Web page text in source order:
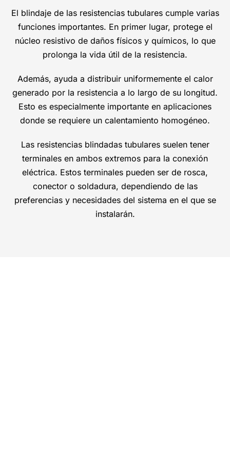
El blindaje de las resistencias tubulares cumple varias
funciones importantes. En primer lugar, protege el
núcleo resistivo de daños físicos y químicos, lo que
prolonga la vida útil de la resistencia.
Además, ayuda a distribuir uniformemente el calor
generado por la resistencia a lo largo de su longitud.
Esto es especialmente importante en aplicaciones
donde se requiere un calentamiento homogéneo.
Las resistencias blindadas tubulares suelen tener
terminales en ambos extremos para la conexión
eléctrica. Estos terminales pueden ser de rosca,
conector o soldadura, dependiendo de las
preferencias y necesidades del sistema en el que se
instalarán.